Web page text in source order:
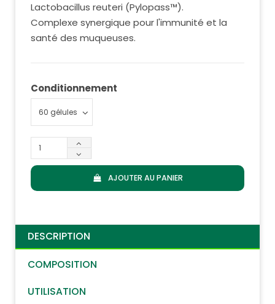
Lactobacillus reuteri (Pylopass™).
Complexe synergique pour l'immunité et la
santé des muqueuses.
Conditionnement
AJOUTER AU PANIER
DESCRIPTION
COMPOSITION
UTILISATION